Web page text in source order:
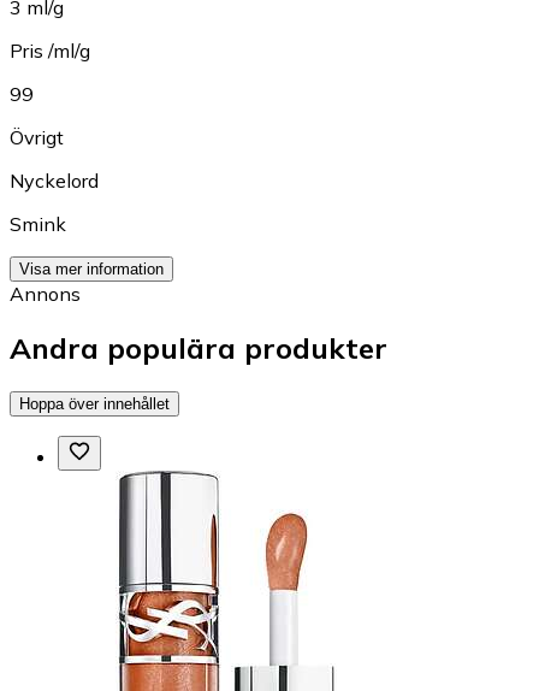
3 ml/g
Pris /ml/g
99
Övrigt
Nyckelord
Smink
Visa mer information
Annons
Andra populära produkter
Hoppa över innehållet